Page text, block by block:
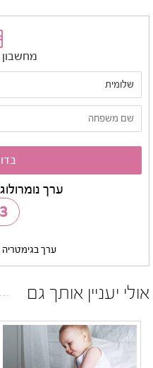
מחשבון
ערך
3
ערך
אולי יעניין אותך גם